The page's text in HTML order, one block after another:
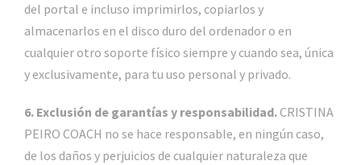
del portal e incluso imprimirlos, copiarlos y
almacenarlos en el disco duro del ordenador o en
cualquier otro soporte físico siempre y cuando sea, única
y exclusivamente, para tu uso personal y privado.
6. Exclusión de garantías y responsabilidad.CRISTINA
PEIRO COACH no se hace responsable, en ningún caso,
de los daños y perjuicios de cualquier naturaleza que